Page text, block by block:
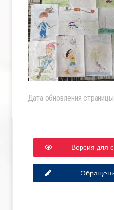
Дата обновления
Версия для